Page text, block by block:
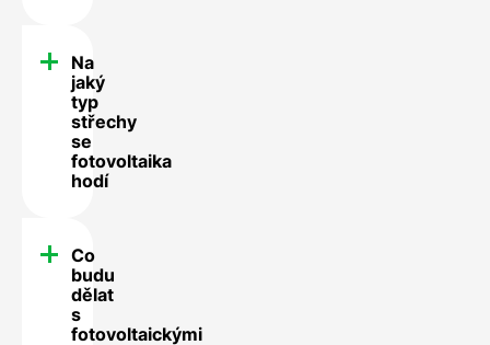
Na
jaký
typ
střechy
se
fotovoltaika
hodí
Co
budu
dělat
s
fotovoltaickými